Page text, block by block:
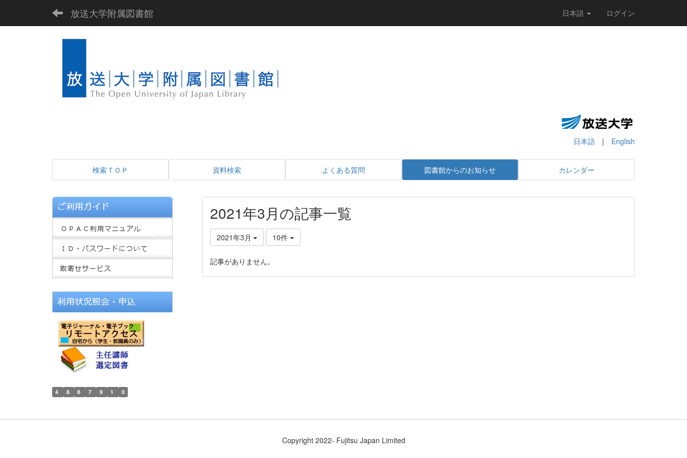
放送大学附属図書館 日本語 ログイン
日本語 | English
検索ＴＯＰ 資料検索 よくある質問 図書館からのお知らせ カレンダー
2021年3月の記事一覧
2021年3月 10件
記事がありません。
4 8 8 7 9 1 0
Copyright 2022- Fujitsu Japan Limited